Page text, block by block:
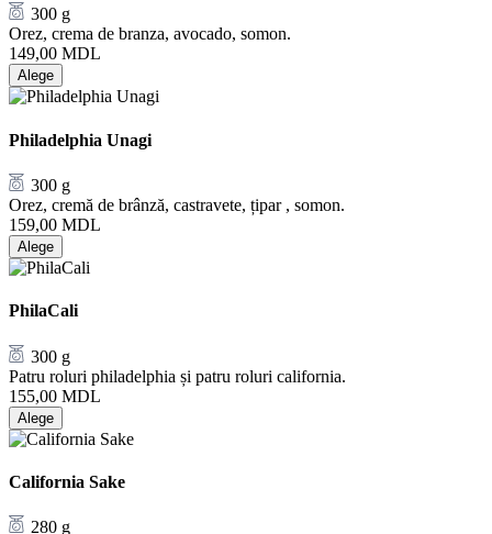
300 g
Orez, crema de branza, avocado, somon.
149,00 MDL
Alege
Philadelphia Unagi
300 g
Orez, cremă de brânză, castravete, țipar , somon.
159,00 MDL
Alege
PhilaCali
300 g
Patru roluri philadelphia și patru roluri california.
155,00 MDL
Alege
California Sake
280 g